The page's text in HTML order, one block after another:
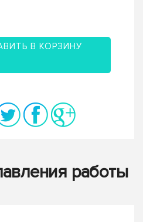
В КОРЗИНУ
работы